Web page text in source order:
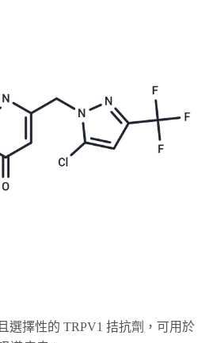
選擇性的 TRPV1 拮抗劑，可用於